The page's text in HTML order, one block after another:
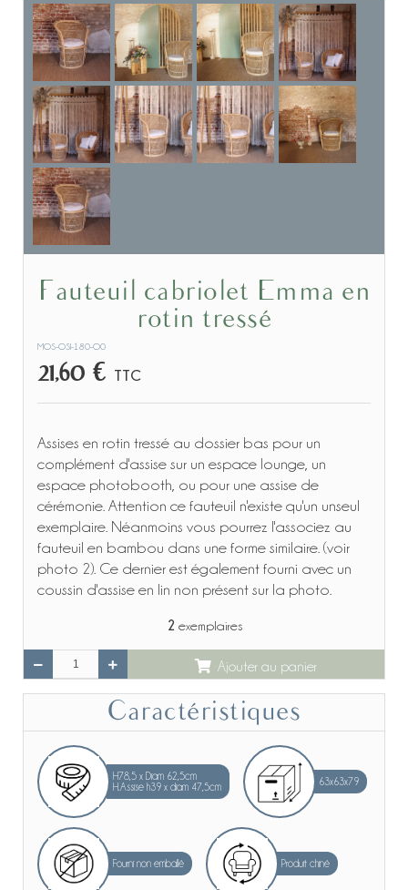
Fauteuil cabriolet Emma en
rotin tressé
MOS-OSI-180-O0
21,60 € TTC
Assises en rotin tressé au dossier bas pour un
complément d'assise sur un espace lounge, un
espace photobooth, ou pour une assise de
cérémonie. Attention ce fauteuil n'existe qu'un unseul
exemplaire. Néanmoins vous pourrez l'associez au
fauteuil en bambou dans une forme similaire. (voir
photo 2). Ce dernier est également fourni avec un
coussin d'assise en lin non présent sur la photo.
2 exemplaires
Ajouter au panier
Caractéristiques
H78,5 x Diam 62,5cm
H.Assise h39 x diam 47,5cm
63x63x79
Fourni non emballé Produit chiné